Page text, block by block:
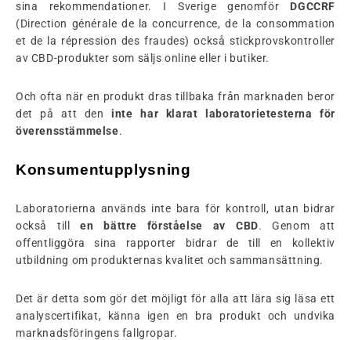
sina rekommendationer. I Sverige genomför DGCCRF
(Direction générale de la concurrence, de la consommation
et de la répression des fraudes) också stickprovskontroller
av CBD-produkter som säljs online eller i butiker.
Och ofta när en produkt dras tillbaka från marknaden beror
det på att deninte har klarat laboratorietesterna för
överensstämmelse.
Konsumentupplysning
Laboratorierna används inte bara för kontroll, utan bidrar
också tillen bättre förståelse av CBD. Genom att
offentliggöra sina rapporter bidrar de till en kollektiv
utbildning om produkternas kvalitet och sammansättning.
Det är detta som gör det möjligt för alla att lära sig läsa ett
analyscertifikat, känna igen en bra produkt och undvika
marknadsföringens fallgropar.